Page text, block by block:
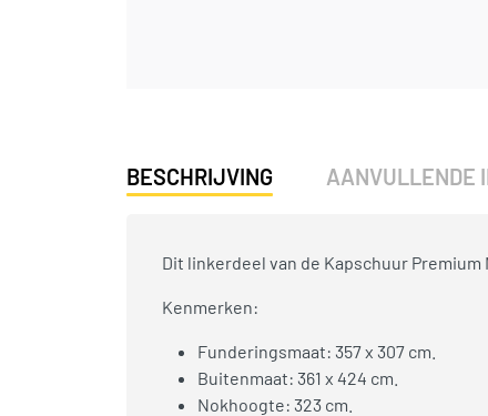
BESCHRIJVING AANVULLENDE
Dit linkerdeel van de Kapschuur
Kenmerken:
Funderingsmaat: 357 x 307 cm.
Buitenmaat: 361 x 424 cm.
Nokhoogte: 323 cm.